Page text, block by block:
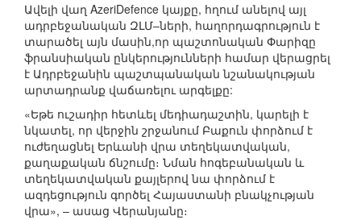
Ավելի վաղ AzeriDefence կայքը, հղում անելով այլ
ադրբեջանական ԶԼՄ–ների, հաղորդագրություն է
տարածել այն մասին,որ պաշտոնական Փարիզը
ֆրանսիական ընկերությունների համար վերացրել
է Ադրբեջանին պաշտպանական նշանակության
արտադրանք վաճառելու արգելքը:
«Եթե ուշադիր հետևել մեդիադաշտին, կարելի է
նկատել, որ վերջին շրջանում Բաքուն փորձում է
ուժեղացնել Երևանի վրա տեղեկատվական,
քաղաքական ճնշումը։ Նման հոգեբանական և
տեղեկատվական քայլերով նա փորձում է
ազդեցություն գործել Հայաստանի բնակչության
վրա», – ասաց Վերանյանը։